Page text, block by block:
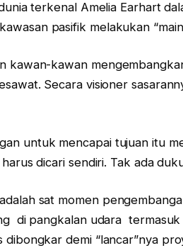
terkenal Amelia Earhart
pasifik melakukan
kawan-kawan
Secara visioner
untuk mencapai tujuan itu
dicari sendiri. Tak ada
sat momen
di pangkalan udara
dibongkar demi “lancar”nya